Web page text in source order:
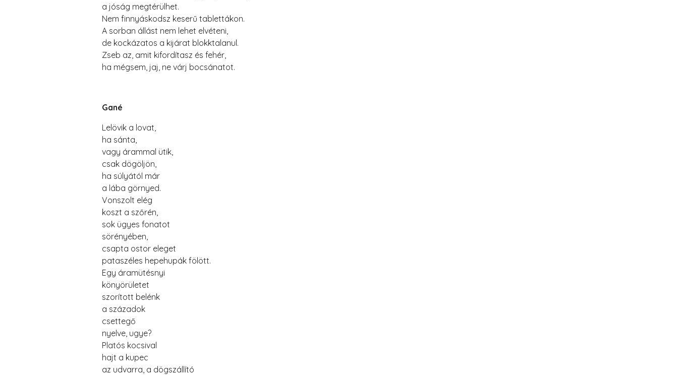
a jóság megtérülhet.
Nem finnyáskodsz keserű tablettákon.
A sorban állást nem lehet elvéteni,
de kockázatos a kijárat blokktalanul.
Zseb az, amit kifordítasz és fehér,
ha mégsem, jaj, ne várj bocsánatot.
Gané
Lelövik a lovat,
ha sánta,
vagy árammal ütik,
csak dögöljön,
ha súlyától már
a lába görnyed.
Vonszolt elég
koszt a szőrén,
sok ügyes fonatot
sörényében,
csapta ostor eleget
pataszéles hepehupák fölött.
Egy áramütésnyi
könyörületet
szorított belénk
a századok
csettegő
nyelve, ugye?
Platós kocsival
hajt a kupec
az udvarra, a dögszállító